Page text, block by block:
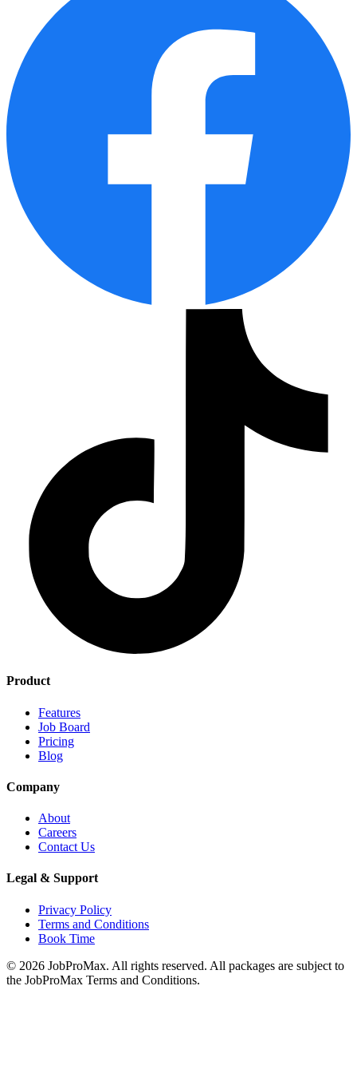
Product
Features
Job Board
Pricing
Blog
Company
About
Careers
Contact Us
Legal & Support
Privacy Policy
Terms and Conditions
Book Time
© 2026 JobProMax. All rights reserved. All packages are subject to
the JobProMax Terms and Conditions.